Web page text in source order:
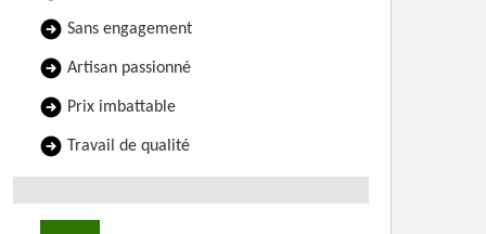
Sans engagement
Artisan passionné
Prix imbattable
Travail de qualité